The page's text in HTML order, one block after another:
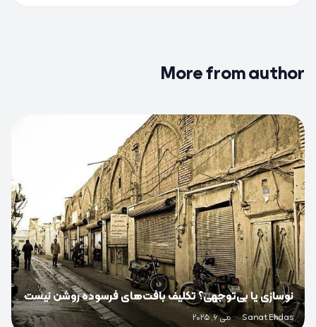
More from author
0
نوسازی یا بی‌توجهی؟ تکلیف بافت‌های فرسوده روشن نیست
Sanat Ehdas
· می 6, 2025